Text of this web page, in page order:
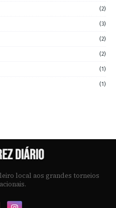
(2)
(3)
(2)
(2)
(1)
(1)
local aos grandes torneios